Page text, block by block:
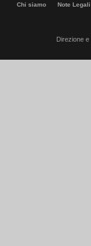
Chi siamo Note Legali
Direzione e